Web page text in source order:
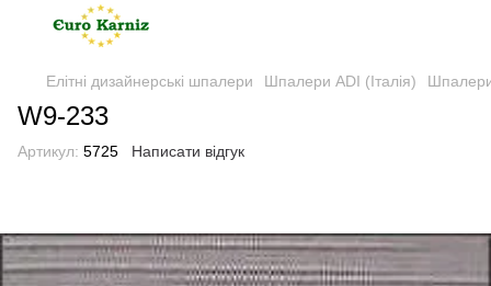
Елітні дизайнерські шпалери Шпалери ADI (Італія)
W9-233
Артикул: 5725 Написати відгук